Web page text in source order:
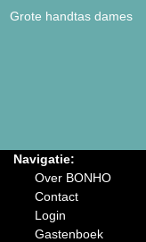
Grote handtas dames
Navigatie:
Over BONHO
Contact
Login
Gastenboek